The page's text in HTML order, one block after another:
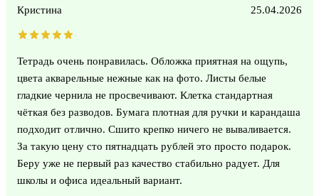
Кристина 25.04.2026
Тетрадь очень понравилась. Обложка приятная на ощупь,
цвета акварельные нежные как на фото. Листы белые
гладкие чернила не просвечивают. Клетка стандартная
чёткая без разводов. Бумага плотная для ручки и карандаша
подходит отлично. Сшито крепко ничего не вываливается.
За такую цену сто пятнадцать рублей это просто подарок.
Беру уже не первый раз качество стабильно радует. Для
школы и офиса идеальный вариант.